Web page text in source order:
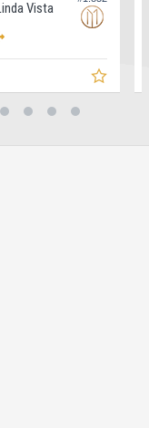
Apartamento no Edifício
00